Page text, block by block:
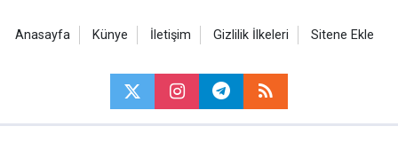
Anasayfa Künye İletişim Gizlilik İlkeleri Sitene Ekle